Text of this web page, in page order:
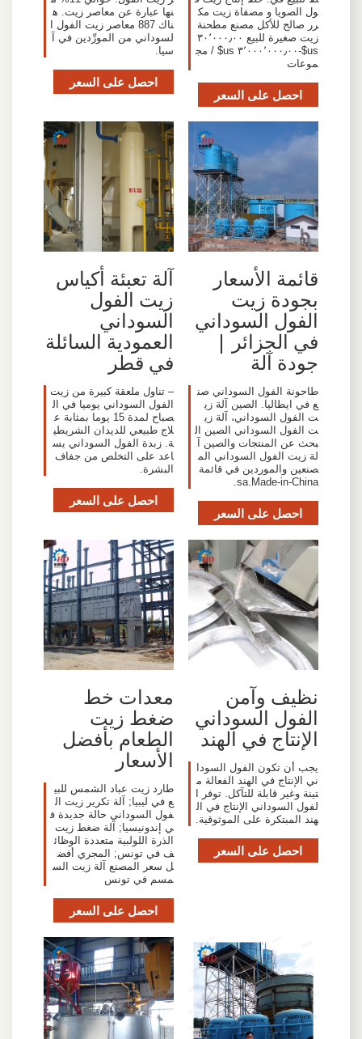
ول الصويا و مصفاة زيت مك
رر صالح للأكل مصنع مطحنة
زيت صغيرة للبيع ٣٠٬٠٠٠٫٠٠
us$-٣٬٠٠٠٬٠٠٠٫٠٠ us$ / مج
موعات
احصل على السعر
نها عبارة عن معاصر زيت. ه
ناك 887 معاصر زيت الفول ا
لسوداني من المورِّدين في آ
سيا.
احصل على السعر
قائمة الأسعار
بجودة زيت
الفول السوداني
في الجزائر |
جودة آلة
طاحونة الفول السوداني صن
ع في ايطاليا. الصين آلة زي
ت الفول السوداني، آلة زي
ت الفول السوداني الصين ال
بحث عن المنتجات والصين آ
لة زيت الفول السوداني الم
صنعين والموردين في قائمة
sa.Made-in-China.
احصل على السعر
آلة تعبئة أكياس
زيت الفول
السوداني
العمودية السائلة
في قطر
– تناول ملعقة كبيرة من زيت
الفول السوداني يوميا في ال
صباح لمدة 15 يوما بمثابة ع
لاج طبيعي للديدان الشريطي
ة. زبدة الفول السوداني يس
اعد على التخلص من جفاف
البشرة.
احصل على السعر
نظيف وآمن
الفول السوداني
الإنتاج في الهند
يجب أن تكون الفول السودا
ني الإنتاج في الهند الفعالة م
تينة وغير قابلة للتآكل. توفر ا
لفول السوداني الإنتاج في ال
هند المبتكرة على الموثوقية.
احصل على السعر
معدات خط
ضغط زيت
الطعام بأفضل
الأسعار
طارد زيت عباد الشمس للبي
ع في ليبيا; آلة تكرير زيت ال
فول السوداني حالة جديدة ف
ي إندونيسيا; آلة ضغط زيت
الذرة اللولبية متعددة الوظائ
ف في تونس; المجري أفض
ل سعر المصنع آلة زيت الس
مسم في تونس
احصل على السعر